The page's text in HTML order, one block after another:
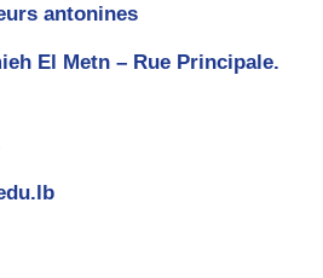
antonines
El Metn – Rue Principale.